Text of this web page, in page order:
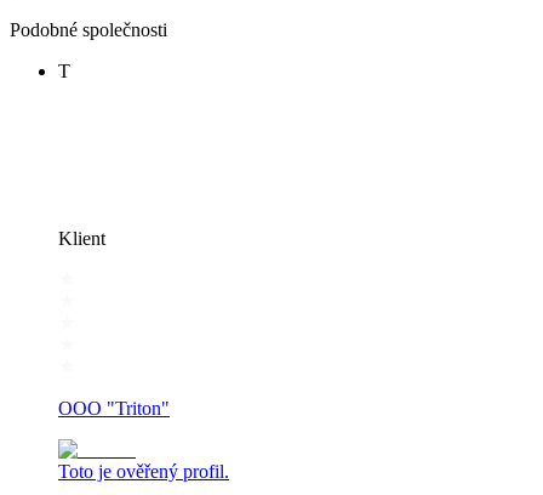
Podobné společnosti
Т
Klient
OOO "Triton"
Toto je ověřený profil.